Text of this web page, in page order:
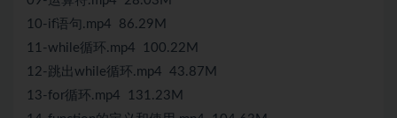
10-if语句.mp4 86.29M
11-while循环.mp4 100.22M
12-跳出while循环.mp4 43.87M
13-for循环.mp4 131.23M